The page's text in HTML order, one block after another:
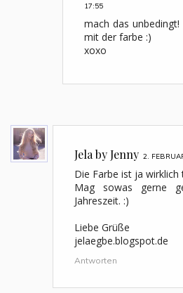
17:55
mach das
mit der farbe :)
xoxo
Jela by Jenny 2.
Die Farbe ist ja wirklich
Mag sowas gerne
Jahreszeit. :)
Liebe Grüße
jelaegbe.blogspot.de
Antworten